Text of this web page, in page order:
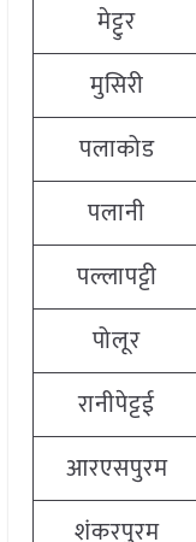
मेट्टुर
मुसिरी
पलाकोड
पलानी
पल्लापट्टी
पोलूर
रानीपेट्टई
आरएसपुरम
शंकरपुरम